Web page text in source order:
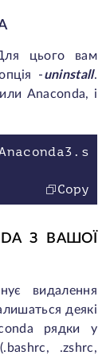
цього вам
-uninstall.
Anaconda, і
Copy
З ВАШОЇ
видалення
деякі
рядки у
.zshrc,